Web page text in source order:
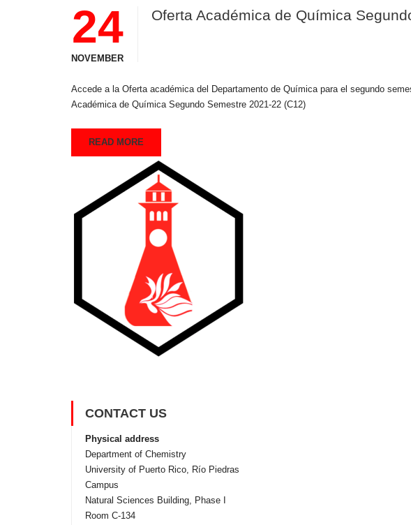
24
NOVEMBER
Oferta Académica de Química
Accede a la Oferta académica del Departamento de Química para el segundo
Académica de Química Segundo Semestre 2021-22 (C12)
READ MORE
CONTACT US
Physical address
Department of Chemistry
University of Puerto Rico, Rí­o Piedras
Campus
Natural Sciences Building, Phase I
Room C-134